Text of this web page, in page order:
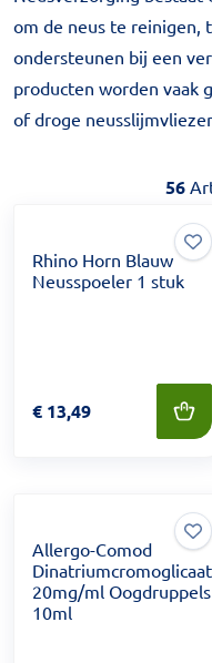
om de neus te reinigen,
ondersteunen bij een
producten worden vaak
of droge
56
Rhino Horn Blauw
Neusspoeler 1 stuk
Prijs: € 13,49
€ 13,49
Allergo-Comod
Dinatriumcromoglicaat
20mg/ml Oogdruppels
10ml